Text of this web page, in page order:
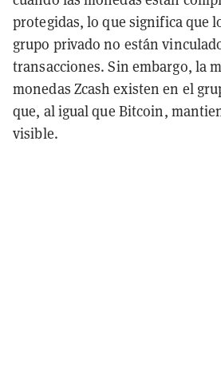
protegidas, lo que significa que
grupo privado no están
transacciones. Sin embargo, la
monedas Zcash existen en el
que, al igual que Bitcoin,
visible.